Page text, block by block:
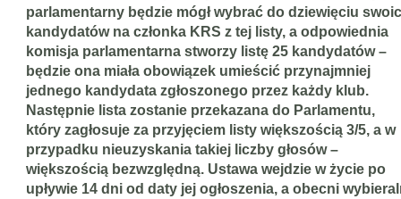
parlamentarny będzie mógł wybrać do dziewięciu
kandydatów na członka KRS z tej listy, a odpowiednia
komisja parlamentarna stworzy listę 25 kandydatów–
będzie ona miała obowiązek umieścić przynajmniej
jednego kandydata zgłoszonego przez każdy klub.
Następnie lista zostanie przekazana do Parlamentu,
który zagłosuje za przyjęciem listy większością 3/5, a w
przypadku nieuzyskania takiej liczby głosów –
większością bezwzględną. Ustawa wejdzie w życie po
upływie 14 dni od daty jej ogłoszenia, a obecni